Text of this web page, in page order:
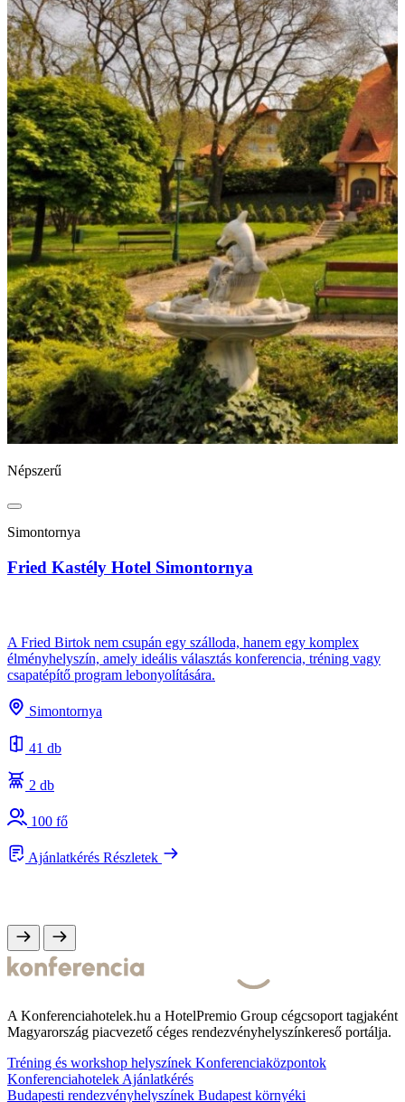
Népszerű
Simontornya
Fried Kastély Hotel Simontornya
A Fried Birtok nem csupán egy szálloda, hanem egy komplex
élményhelyszín, amely ideális választás konferencia, tréning vagy
csapatépítő program lebonyolítására.
Simontornya
41 db
2 db
100 fő
Ajánlatkérés Részletek
A Konferenciahotelek.hu a HotelPremio Group cégcsoport tagjaként
Magyarország piacvezető céges rendezvényhelyszínkereső portálja.
Tréning és workshop helyszínek Konferenciaközpontok
Konferenciahotelek Ajánlatkérés
Budapesti rendezvényhelyszínek Budapest környéki